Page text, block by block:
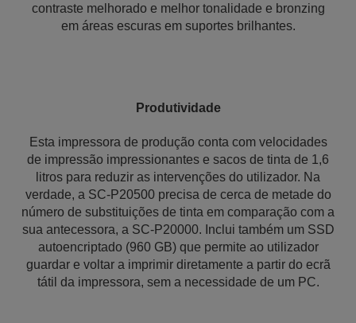
contraste melhorado e melhor tonalidade e bronzing
em áreas escuras em suportes brilhantes.
Produtividade
Esta impressora de produção conta com velocidades
de impressão impressionantes e sacos de tinta de 1,6
litros para reduzir as intervenções do utilizador. Na
verdade, a SC-P20500 precisa de cerca de metade do
número de substituições de tinta em comparação com a
sua antecessora, a SC-P20000. Inclui também um SSD
autoencriptado (960 GB) que permite ao utilizador
guardar e voltar a imprimir diretamente a partir do ecrã
tátil da impressora, sem a necessidade de um PC.